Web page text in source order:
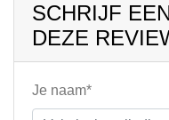
SCHRIJF
DEZE
Je naam*